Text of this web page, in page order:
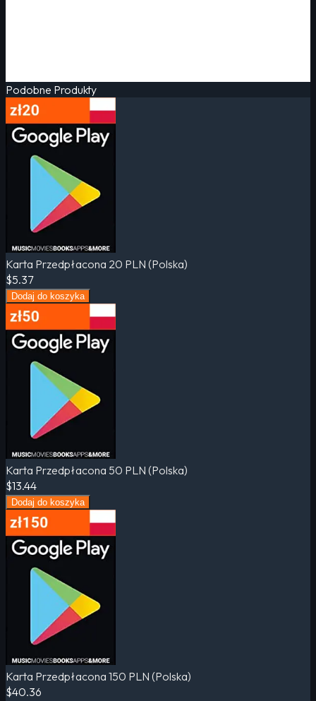
Podobne Produkty
Karta Przedpłacona 20 PLN (Polska)
$5.37
Dodaj do koszyka
Karta Przedpłacona 50 PLN (Polska)
$13.44
Dodaj do koszyka
Karta Przedpłacona 150 PLN (Polska)
$40.36